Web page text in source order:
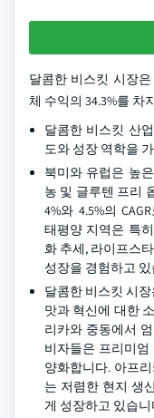
달콤한 비스킷 시장
체 수익의 34.3%를 차
달콤한 비스킷 산
도와 성장 역학을
북미와 유럽은 높
농 및 글루텐 프리
4%와 4.5%의
태평양 지역은 특
화 추세, 라이프스
성장을 경험하고
달콤한 비스킷 시
맛과 혁신에 대한
리카와 중동에서
비자들은 프리미
양화합니다. 아프
는 저렴한 현지 생
게 성장하고 있습니